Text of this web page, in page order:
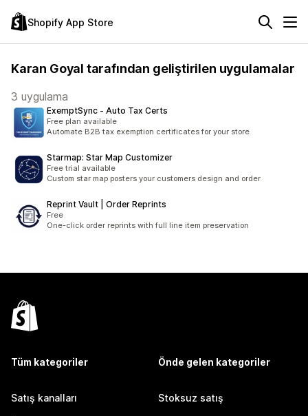
Shopify App Store
Karan Goyal tarafından geliştirilen uygulamalar
3 uygulama
ExemptSync ‑ Auto Tax Certs
Free plan available
Automate B2B tax exemption certificates for your store
Starmap: Star Map Customizer
Free trial available
Custom star map posters your customers design and order
Reprint Vault | Order Reprints
Free
One-click order reprints with full line item preservation
Tüm kategoriler
Satış kanalları
Önde gelen kategoriler
Stoksuz satış